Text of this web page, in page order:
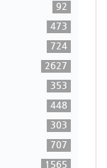
92
473
724
2627
353
448
303
707
1565